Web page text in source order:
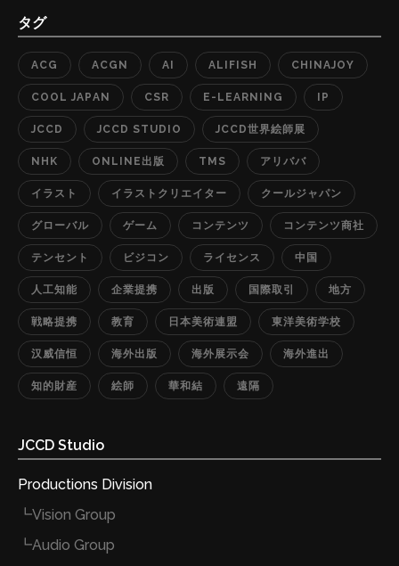
タグ
ACG ACGN AI ALIFISH CHINAJOY
COOL JAPAN CSR E-LEARNING IP
JCCD JCCD STUDIO JCCD世界絵師展
NHK ONLINE出版 TMS アリババ
イラスト イラストクリエイター クールジャパン
グローバル ゲーム コンテンツ コンテンツ商社
テンセント ビジコン ライセンス 中国
人工知能 企業提携 出版 国際取引 地方
戦略提携 教育 日本美術連盟 東洋美術学校
汉威信恒 海外出版 海外展示会 海外進出
知的財産 絵師 華和結 遠隔
JCCD Studio
Productions Division
┗Vision Group
┗Audio Group